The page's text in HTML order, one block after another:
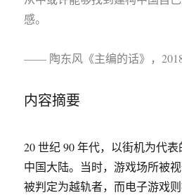
感。
—— 陶东风《主编的话》，
内容摘要
20 世纪 90 年代，以街机为代
中国大陆。当时，游戏场所被
被判定为越轨者，而电子游戏